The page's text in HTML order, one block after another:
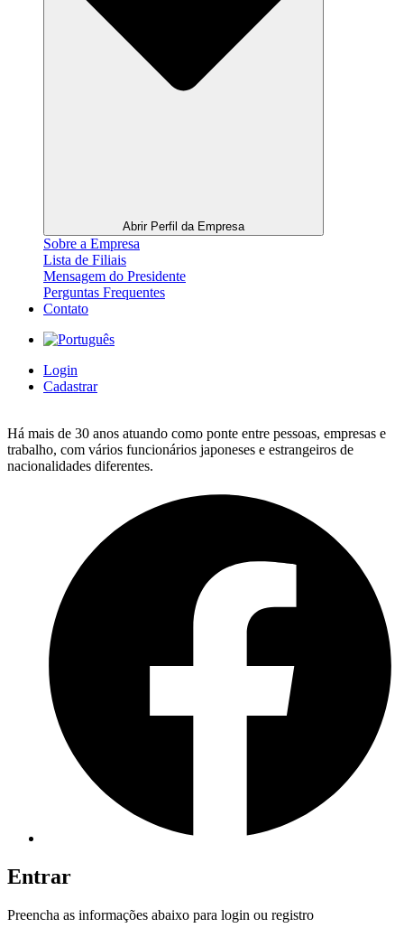
Abrir Perfil da Empresa
Sobre a Empresa
Lista de Filiais
Mensagem do Presidente
Perguntas Frequentes
Contato
Login
Cadastrar
Há mais de 30 anos atuando como ponte entre pessoas, empresas e
trabalho, com vários funcionários japoneses e estrangeiros de
nacionalidades diferentes.
Entrar
Preencha as informações abaixo para login ou registro